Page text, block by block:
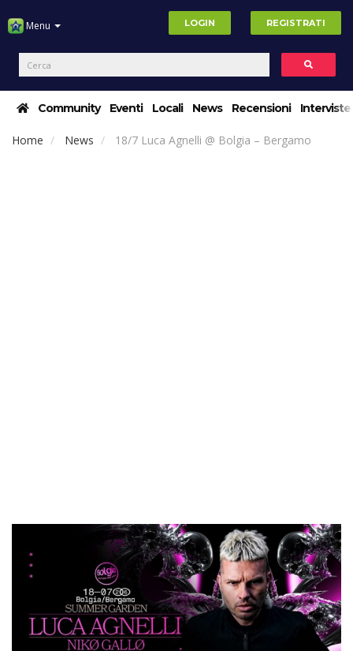
Menu LOGIN REGISTRATI
Community Eventi Locali News Recensioni Interviste
Home News 18/7 Luca Agnelli @ Bolgia – Bergamo